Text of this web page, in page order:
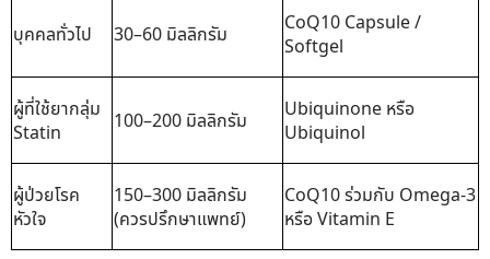
บุคคลทั่วไป 30–60 มิลลิกรัม
CoQ10 Capsule /
Softgel
ผู้ที่ใช้ยากลุ่ม
Statin
100–200 มิลลิกรัม
Ubiquinone หรือ
Ubiquinol
ผู้ป่วยโรค
หัวใจ
150–300 มิลลิกรัม
(ควรปรึกษาแพทย์)
CoQ10 ร่วมกับ Omega-3
หรือ Vitamin E